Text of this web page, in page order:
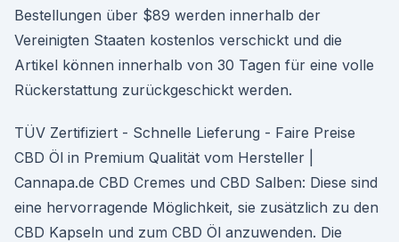
Bestellungen über $89 werden innerhalb der
Vereinigten Staaten kostenlos verschickt und die
Artikel können innerhalb von 30 Tagen für eine volle
Rückerstattung zurückgeschickt werden.
TÜV Zertifiziert - Schnelle Lieferung - Faire Preise
CBD Öl in Premium Qualität vom Hersteller |
Cannapa.de CBD Cremes und CBD Salben: Diese sind
eine hervorragende Möglichkeit, sie zusätzlich zu den
CBD Kapseln und zum CBD Öl anzuwenden. Die